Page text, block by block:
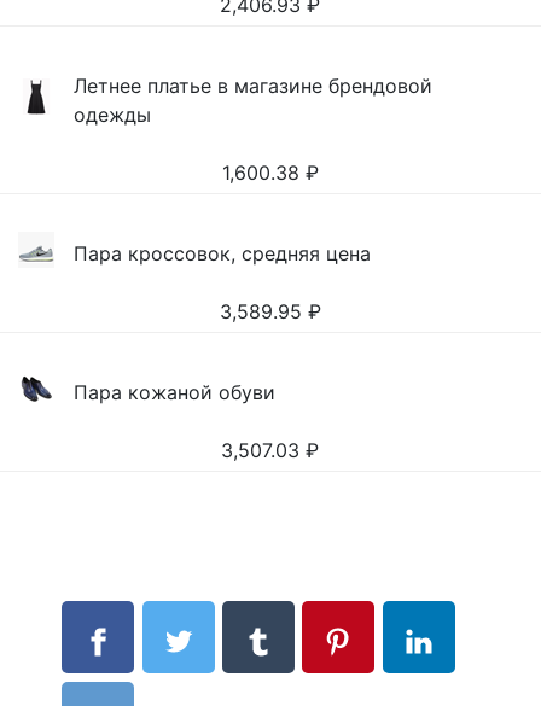
2,406.93 ₽
Летнее платье в магазине брендовой
одежды
1,600.38 ₽
Пара кроссовок, средняя цена
3,589.95 ₽
Пара кожаной обуви
3,507.03 ₽